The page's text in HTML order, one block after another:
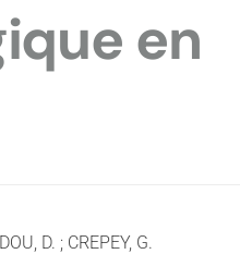
en
D. ; CREPEY, G.